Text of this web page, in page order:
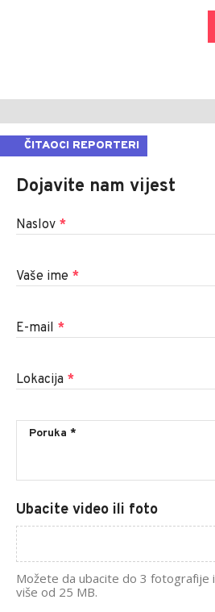
ČITAOCI REPORTERI
Dojavite nam vijest
Naslov *
Vaše ime *
E-mail *
Lokacija *
Ubacite video ili foto
Možete da ubacite do 3 fotografije
više od 25 MB.